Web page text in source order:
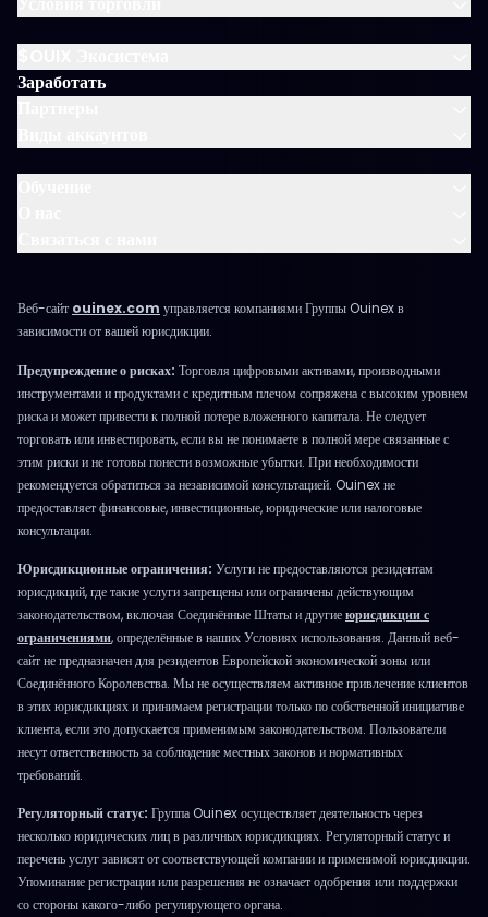
Заработать
Веб-сайт ouinex.com управляется компаниями Группы Ouinex в
зависимости от вашей юрисдикции.
Предупреждение о рисках: Торговля цифровыми активами, производными
инструментами и продуктами с кредитным плечом сопряжена с высоким уровнем
риска и может привести к полной потере вложенного капитала. Не следует
торговать или инвестировать, если вы не понимаете в полной мере связанные с
этим риски и не готовы понести возможные убытки. При необходимости
рекомендуется обратиться за независимой консультацией. Ouinex не
предоставляет финансовые, инвестиционные, юридические или налоговые
консультации.
Юрисдикционные ограничения: Услуги не предоставляются резидентам
юрисдикций, где такие услуги запрещены или ограничены действующим
законодательством, включая Соединённые Штаты и другиеюрисдикции с
ограничениями, определённые в наших Условиях использования. Данный веб-
сайт не предназначен для резидентов Европейской экономической зоны или
Соединённого Королевства. Мы не осуществляем активное привлечение клиентов
в этих юрисдикциях и принимаем регистрации только по собственной инициативе
клиента, если это допускается применимым законодательством. Пользователи
несут ответственность за соблюдение местных законов и нормативных
требований.
Регуляторный статус: Группа Ouinex осуществляет деятельность через
несколько юридических лиц в различных юрисдикциях. Регуляторный статус и
перечень услуг зависят от соответствующей компании и применимой юрисдикции.
Упоминание регистрации или разрешения не означает одобрения или поддержки
со стороны какого-либо регулирующего органа.